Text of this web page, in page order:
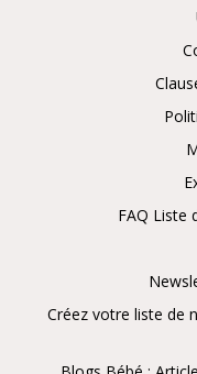
FAQ Liste
Créez votre liste de